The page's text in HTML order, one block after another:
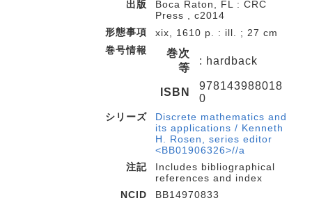
出版
Boca Raton, FL : CRC
Press , c2014
形態事項
xix, 1610 p. : ill. ; 27 cm
巻号情報
巻次
等
: hardback
ISBN
978143988018
0
シリーズ
Discrete mathematics and
its applications / Kenneth
H. Rosen, series editor
<BB01906326>//a
注記
Includes bibliographical
references and index
NCID
BB14970833